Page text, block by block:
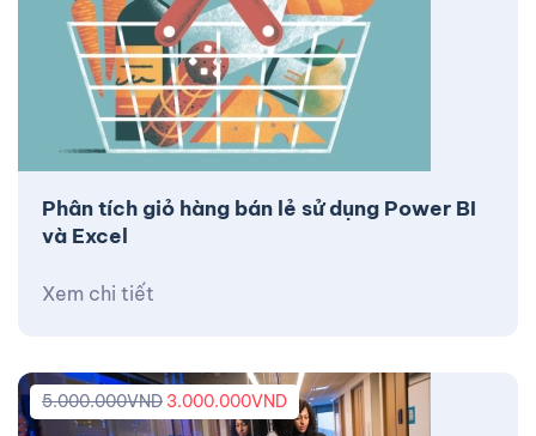
Phân tích giỏ hàng bán lẻ sử dụng Power BI
và Excel
Xem chi tiết
5.000.000VND 3.000.000VND